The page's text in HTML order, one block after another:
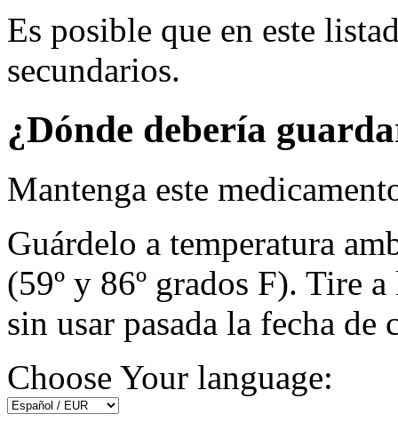
Es posible que en este
secundarios.
¿Dónde debería
Mantenga este
Guárdelo a temperatura
(59º y 86º grados F). Tire
sin usar pasada la fecha de
Choose Your language: